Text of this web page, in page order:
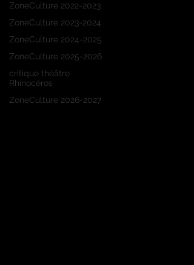
ZoneCulture 2022-2023
ZoneCulture 2023-2024
ZoneCulture 2024-2025
ZoneCulture 2025-2026
critique théâtre
Rhinocéros
ZoneCulture 2026-2027